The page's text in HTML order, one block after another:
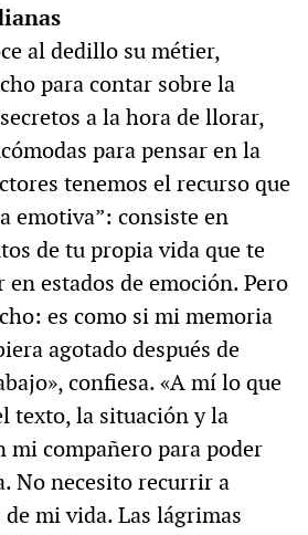
al dedillo su métier,
para contar sobre la
a la hora de llorar,
para pensar en la
tenemos el recurso que
emotiva”: consiste en
de tu propia vida que te
estados de emoción. Pero
es como si mi memoria
agotado después de
confiesa. «A mí lo que
texto, la situación y la
mi compañero para poder
No necesito recurrir a
mi vida. Las lágrimas